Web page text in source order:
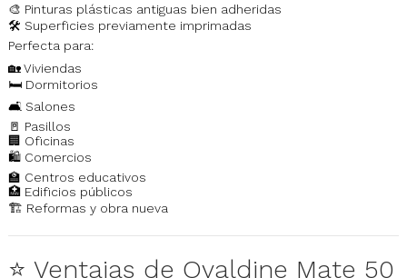
🎨 Pinturas plásticas antiguas bien adheridas
🛠️ Superficies previamente imprimadas
Perfecta para:
🏡 Viviendas
🛏️ Dormitorios
🛋️ Salones
🚪 Pasillos
🏢 Oficinas
🛍️ Comercios
🏫 Centros educativos
🏥 Edificios públicos
🏗️ Reformas y obra nueva
⭐ Ventajas de Ovaldine Mate 50